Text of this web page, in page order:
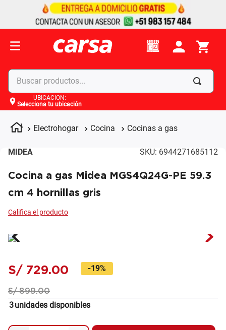
Buscar productos...
UBICACIÓN:
Selecciona tu ubicación
Electrohogar Cocina Cocinas a gas
MIDEA SKU: 6944271685112
Cocina a gas Midea MGS4Q24G-PE 59.3
cm 4 hornillas gris
S/ 729.00 -19%
S/ 899.00
3unidades disponibles
Términos más buscados
celulares
4. apple